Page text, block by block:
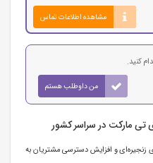
مشاهده اطلاعات تماس
کنید.
من داوطلب هستم
تی مارکت در سراسر کشور
و افزایش دسترسی مشتریان به